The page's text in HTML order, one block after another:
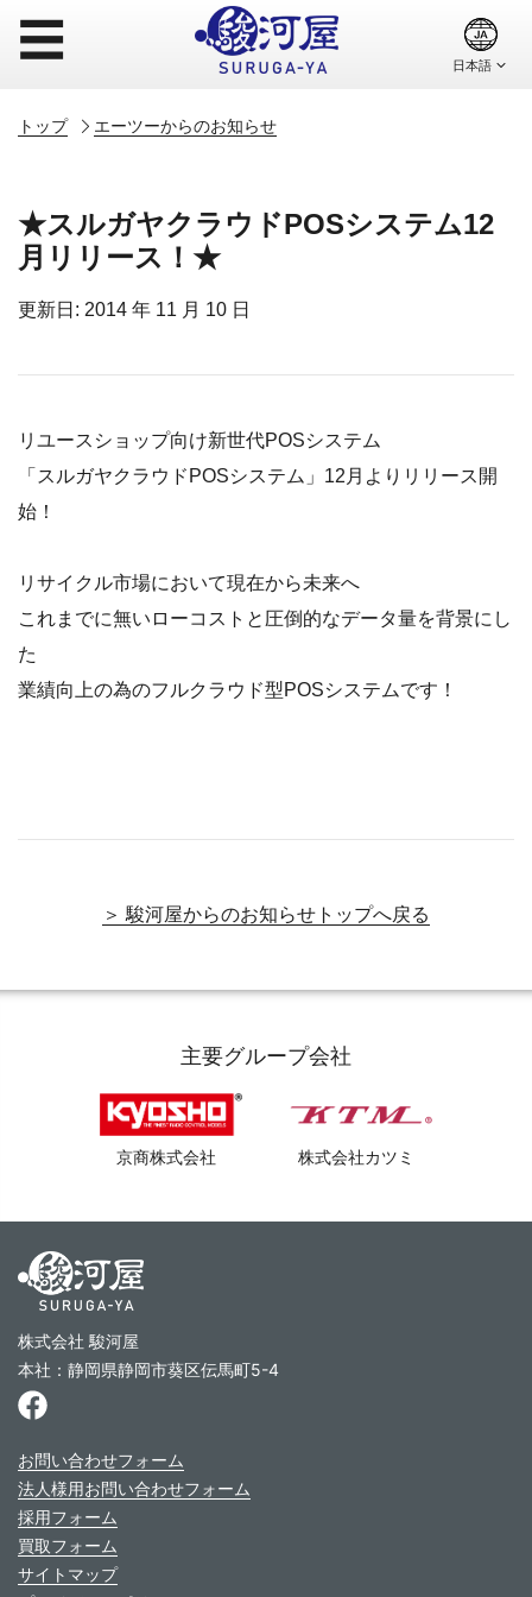
☰
トップ エーツーからのお知らせ
★スルガヤクラウドPOSシステム12
月リリース！★
更新日: 2014 年 11 月 10 日
リユースショップ向け新世代POSシステム
「スルガヤクラウドPOSシステム」12月よりリリース開
始！
リサイクル市場において現在から未来へ
これまでに無いローコストと圧倒的なデータ量を背景にし
た
業績向上の為のフルクラウド型POSシステムです！
＞ 駿河屋からのお知らせトップへ戻る
主要グループ会社
京商株式会社 株式会社カツミ
株式会社 駿河屋
本社：静岡県静岡市葵区伝馬町5-4
お問い合わせフォーム
法人様用お問い合わせフォーム
採用フォーム
買取フォーム
サイトマップ